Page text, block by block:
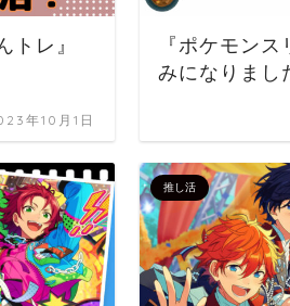
トレ』
年10月1日
『ポケモン
みになりまし
推し活